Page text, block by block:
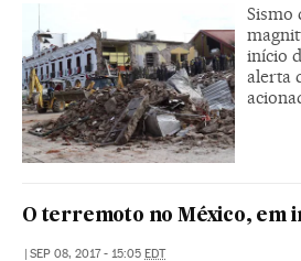
Sismo
início
alerta
O terremoto no México, em
| SEP 08, 2017 - 15:05 EDT